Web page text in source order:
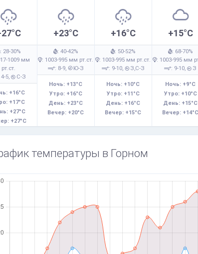
: 28-30%
1009 мм
рт.ст.
5,
С-З
+16°C
+17°C
+27°C
+27°C
+23°C
: 40-42%
: 1003-995 мм рт.ст.
: 8-9,
Ю-З
Ночь: +13°C
Утро: +16°C
День: +23°C
Вечер: +20°C
+16°C
: 50-52%
: 1003-995 мм рт.ст.
: 9-10,
З,С-З
Ночь: +10°C
Утро: +11°C
День: +16°C
Вечер: +15°C
+15°C
: 68-70%
: 1003-995 мм
: 9-10, З
Ночь: +9°C
Утро: +10°C
День: +15°C
Вечер: +14°C
температуры в Горном